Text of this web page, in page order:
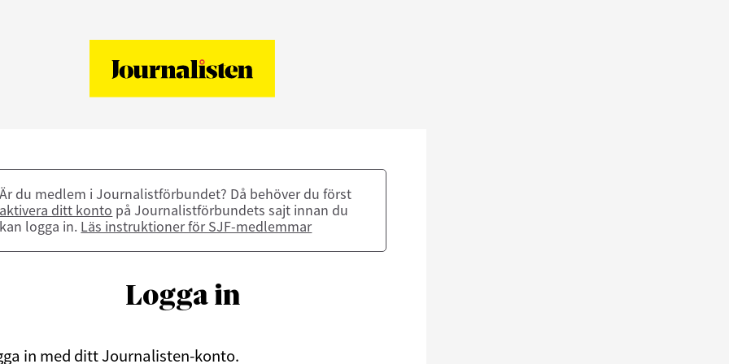
Är du medlem i Journalistförbundet? Då behöver du först
aktivera ditt konto på Journalistförbundets sajt innan du
kan logga in. Läs instruktioner för SJF-medlemmar
Logga in
in med ditt Journalisten-konto.